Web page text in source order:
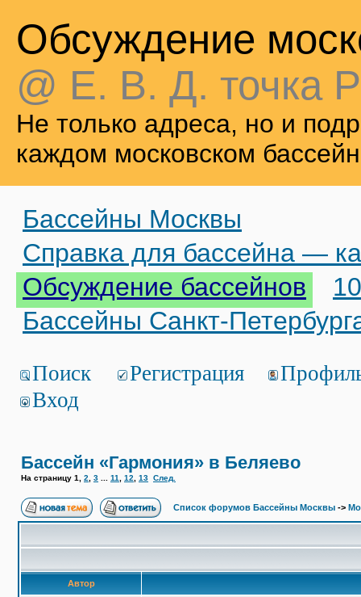
Обсуждение
@ Е. В. Д. точка
Не только адреса, но и
каждом московском
Бассейны Москвы
Справка для бассейна —
Обсуждение бассейнов
Бассейны Санкт-
Поиск Регистрация
Вход
Бассейн «Гармония» в Беляево
На страницу 1 2 3 11 12 13 След.
Список форумов Бассейны Москвы ->
Автор